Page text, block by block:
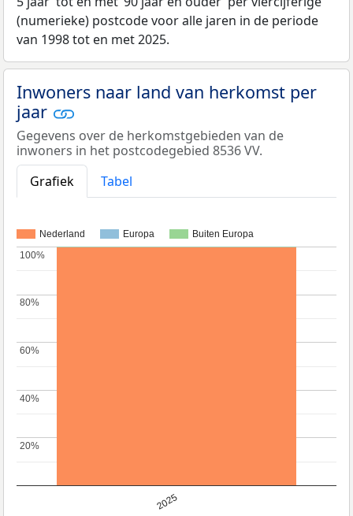
(numerieke) postcode voor alle jaren in de periode
van 1998 tot en met 2025.
Inwoners naar land van herkomst per
jaar
Gegevens over de herkomstgebieden van de
inwoners in het postcodegebied 8536 VV.
Grafiek
Tabel
Nederland Europa Buiten Europa
2025
20%
20%
40%
40%
60%
60%
80%
80%
100%
100%